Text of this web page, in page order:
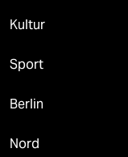
Kultur
Sport
Berlin
Nord